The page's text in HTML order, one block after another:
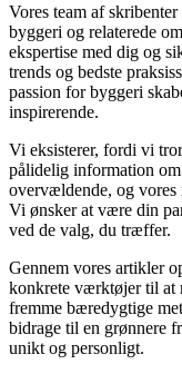
Vores team af
byggeri og relaterede
ekspertise med dig og
trends og bedste
passion for byggeri
inspirerende.
Vi eksisterer, fordi vi
pålidelig information
overvældende, og vores
Vi ønsker at være din
ved de valg, du træffer.
Gennem vores artikler
konkrete værktøjer til at
fremme bæredygtige
bidrage til en grønnere
unikt og personligt.